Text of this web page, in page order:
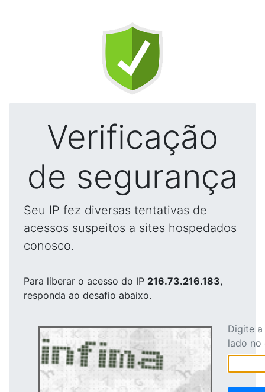
Verificação
de segurança
Seu IP fez diversas tentativas de
acessos suspeitos a sites hospedados
conosco.
Para liberar o acesso do IP 216.73.216.183,
responda ao desafio abaixo.
Digite
lado no